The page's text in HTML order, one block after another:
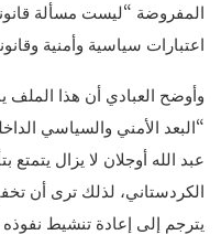
المفروضة “ليست مسألة
اعتبارات سياسية وأمنية
وأوضح العبادي أن هذا الملف
“البعد الأمني والسياسي
عبد الله أوجلان لا يزال
الكردستاني، لذلك ترى أن
يترجم إلى إعادة تنشيط